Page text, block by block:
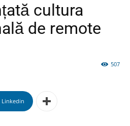
cultura
de remote
507
Linkedin